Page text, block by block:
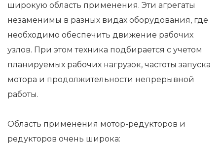
широкую область применения. Эти агрегаты
незаменимы в разных видах оборудования, где
необходимо обеспечить движение рабочих
узлов. При этом техника подбирается с учетом
планируемых рабочих нагрузок, частоты запуска
мотора и продолжительности непрерывной
работы.
Область применения мотор-редукторов и
редукторов очень широка: